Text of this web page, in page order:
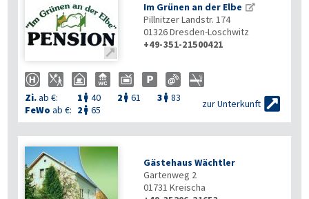

Im Grünen an der Elbe
Pillnitzer Landstr. 174
01326Dresden-Loschwitz
+49-351-21500421
Zi.ab €: 1  40 2  61 3  83
FeWo ab €: 2  65
zur Unterkunft 
Gästehaus Wächtler
Gartenweg 2
01731 Kreischa